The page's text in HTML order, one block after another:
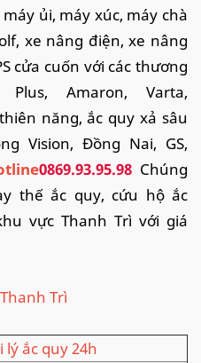
ủi, máy xúc, máy chà
xe nâng điện, xe nâng
cửa cuốn với các thương
Amaron, Varta,
năng, ắc quy xả sâu
Vision, Đồng Nai, GS,
0869.93.95.98 Chúng
thế ắc quy, cứu hộ ắc
vực Thanh Trì với giá
Trì
lý ắc quy 24h